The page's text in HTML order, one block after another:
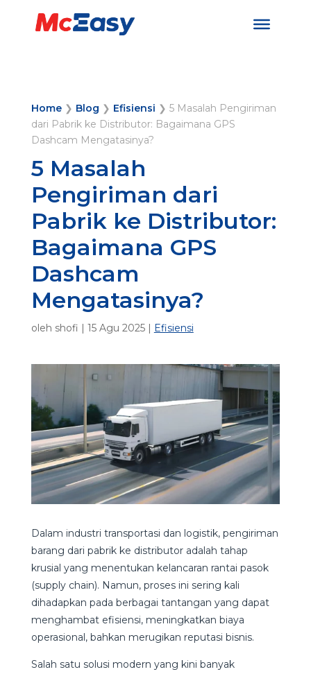
Home❯ Blog ❯ Efisiensi ❯ 5 Masalah Pengiriman
dari Pabrik ke Distributor: Bagaimana GPS
Dashcam Mengatasinya?
5 Masalah
Pengiriman dari
Pabrik ke Distributor:
Bagaimana GPS
Dashcam
Mengatasinya?
oleh shofi | 15 Agu 2025| Efisiensi
Dalam industri transportasi dan logistik, pengiriman
barang dari pabrik ke distributor adalah tahap
krusial yang menentukan kelancaran rantai pasok
(supply chain). Namun, proses ini sering kali
dihadapkan pada berbagai tantangan yang dapat
menghambat efisiensi, meningkatkan biaya
operasional, bahkan merugikan reputasi bisnis.
Salah satu solusi modern yang kini banyak